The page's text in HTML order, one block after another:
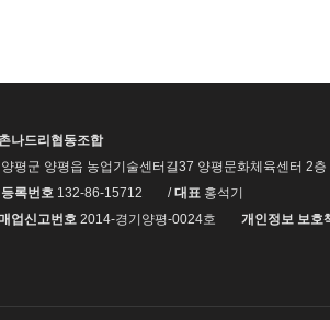
나드리협동조합
평군 양평읍 농업기술센터길37 양평문화체육센터 2층
록번호 132-86-15712 /대표 홍석기
업신고번호 2014-경기양평-0024호 개인정보 보호